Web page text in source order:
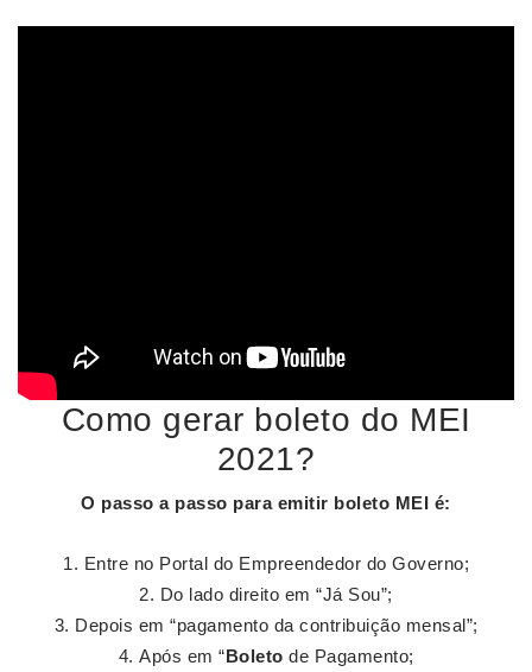
Como gerar boleto do MEI
2021?
O passo a passo para emitir boleto MEI é:
Entre no Portal do Empreendedor do Governo;
Do lado direito em “Já Sou”;
Depois em “pagamento da contribuição mensal”;
Após em “Boleto de Pagamento;